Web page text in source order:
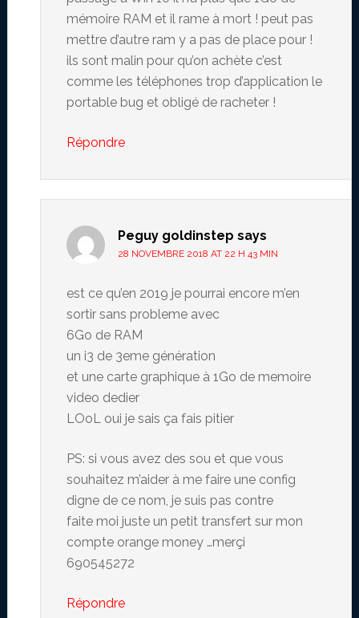
mémoire RAM et il rame à mort ! peut pas
mettre d’autre ram y a pas de place pour !
ils sont malin pour qu’on achète c’est
comme les téléphones trop d’application le
portable bug et obligé de racheter !
Répondre
Peguy goldinstep says
28 NOVEMBRE 2018 AT 22 H 43 MIN
est ce qu’en 2019 je pourrai encore m’en
sortir sans probleme avec
6Go de RAM
un i3 de 3eme génération
et une carte graphique à 1Go de memoire
video dedier
LOoL oui je sais ça fais pitier
PS: si vous avez des sou et que vous
souhaitez m’aider à me faire une config
digne de ce nom, je suis pas contre
faite moi juste un petit transfert sur mon
compte orange money …merçi
690545272
Répondre